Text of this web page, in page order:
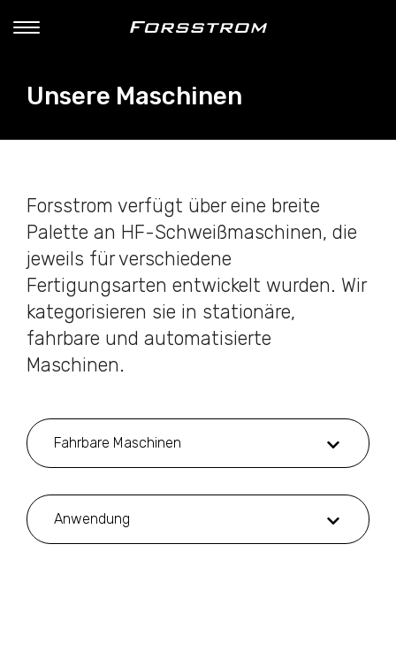
Unsere Maschinen
Forsstrom verfügt über eine breite
Palette an HF-Schweißmaschinen, die
jeweils für verschiedene
Fertigungsarten entwickelt wurden. Wir
kategorisieren sie in stationäre,
fahrbare und automatisierte
Maschinen.
Fahrbare Maschinen
Anwendung